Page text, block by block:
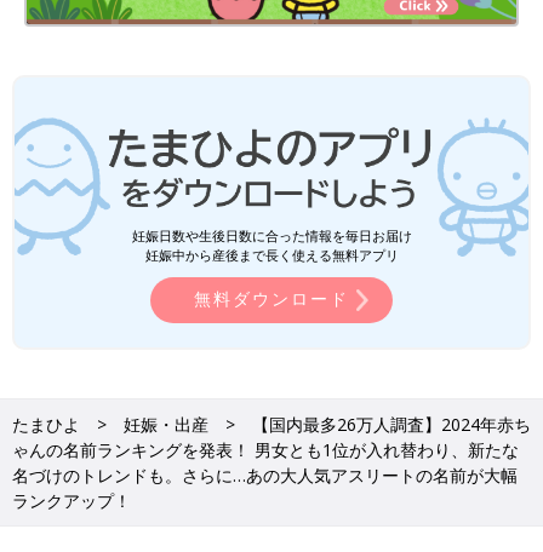
昨年は1位「読み・音の響き」2位「画数」3位「漢字の持つ意
名づけをする傾向が見られました。
2024年の名づけの傾向は？
2023年の名づけの傾向について、「たまひよ」名づけ関連商
品・サービス監修 栗原里央子先生は、「1文字名前のアスリート
の活躍や時の流れで1文字名前が増えていますね。2024年は年明
けから自然災害が多く、穏やかさを願うような名づけをされた
2025年生まれのお子さんの名づけは？
2025年は「乙巳 二黒土星（きのとみ じこくどせい）」という年
妊娠日数や生後日数に合った情報を毎日お届け
妊娠中から産後まで長く使える無料アプリ
無料ダウンロード
たまひよ 妊娠・出産
【国内最多26万人調査】2024年赤ち
ゃんの名前ランキングを発表！ 男女とも1位が入れ替わり、新たな
名づけのトレンドも。さらに…あの大人気アスリートの名前が大幅
ランクアップ！